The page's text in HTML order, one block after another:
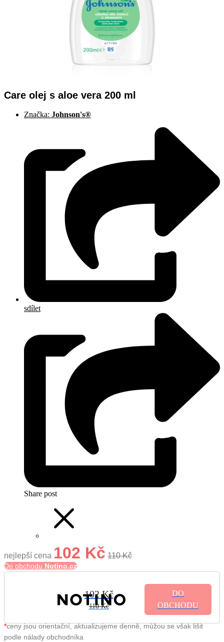
Care olej s aloe vera 200 ml
Značka: Johnson's®
sdílet
Share post
nejlepší cena 102 Kč 110 Kč
Do obchodu Notino.cz
102 Kč
110 Kč
DO
OBCHODU
*ceny jsou orientační, aktualizujeme denně, můžou se však lišit
podle nálady obchodníka